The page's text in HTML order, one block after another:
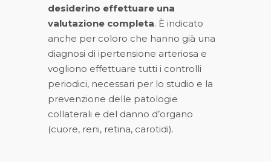
desiderino effettuare una
valutazione completa. È indicato
anche per coloro che hanno già una
diagnosi di ipertensione arteriosa e
vogliono effettuare tutti i controlli
periodici, necessari per lo studio e la
prevenzione delle patologie
collaterali e del danno d’organo
(cuore, reni, retina, carotidi).